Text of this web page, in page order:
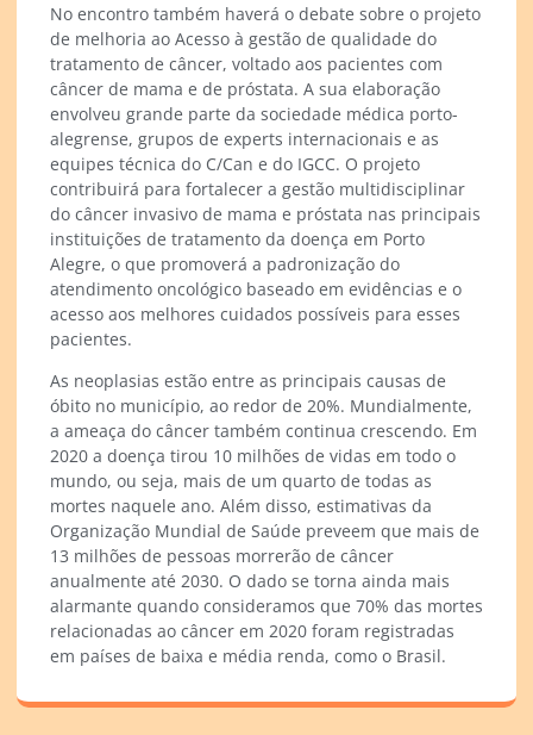
No encontro também haverá o debate sobre o projeto
de melhoria ao Acesso à gestão de qualidade do
tratamento de câncer, voltado aos pacientes com
câncer de mama e de próstata. A sua elaboração
envolveu grande parte da sociedade médica porto-
alegrense, grupos de experts internacionais e as
equipes técnica do C/Can e do IGCC. O projeto
contribuirá para fortalecer a gestão multidisciplinar
do câncer invasivo de mama e próstata nas principais
instituições de tratamento da doença em Porto
Alegre, o que promoverá a padronização do
atendimento oncológico baseado em evidências e o
acesso aos melhores cuidados possíveis para esses
pacientes.
As neoplasias estão entre as principais causas de
óbito no município, ao redor de 20%. Mundialmente,
a ameaça do câncer também continua crescendo. Em
2020 a doença tirou 10 milhões de vidas em todo o
mundo, ou seja, mais de um quarto de todas as
mortes naquele ano. Além disso, estimativas da
Organização Mundial de Saúde preveem que mais de
13 milhões de pessoas morrerão de câncer
anualmente até 2030. O dado se torna ainda mais
alarmante quando consideramos que 70% das mortes
relacionadas ao câncer em 2020 foram registradas
em países de baixa e média renda, como o Brasil.